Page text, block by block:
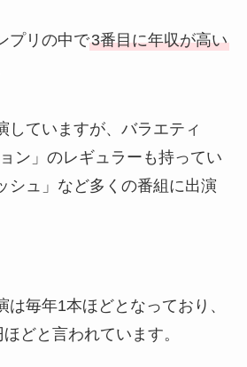
プリの中で3番目に年収が高い
していますが、バラエティ
ン」のレギュラーも持ってい
シュ」など多くの番組に出演
は毎年1本ほどとなっており、
どと言われています。